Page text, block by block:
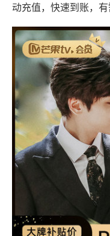
动充值，快速到账，有